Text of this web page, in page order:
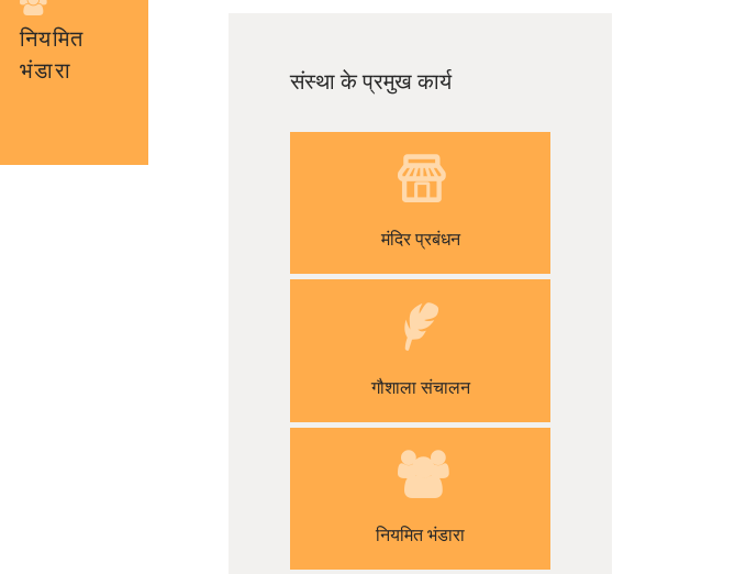
नियमित
भंडारा
संस्था के प्रमुख कार्य
मंदिर प्रबंधन
गौशाला संचालन
नियमित भंडारा